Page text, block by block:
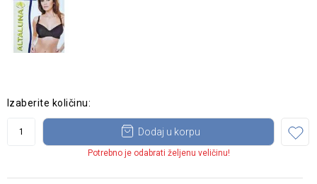
Izaberite količinu:
Dodaj u korpu
Potrebno je odabrati željenu veličinu!